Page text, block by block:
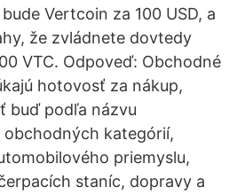
Vertcoin za 100 USD, a
že zvládnete dovtedy
VTC. Odpoveď: Obchodné
hotovosť za nákup,
buď podľa názvu
kategórií,
priemyslu,
staníc, dopravy a